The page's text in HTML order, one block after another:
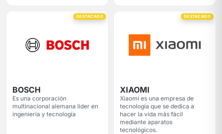
DESTACADO
BOSCH
Es una corporación
multinacional alemana líder en
ingeniería y tecnología
DESTACADO
XIAOMI
Xiaomi es una empresa de
tecnología que se dedica a
hacer la vida más fácil
mediante aparatos
tecnológicos.